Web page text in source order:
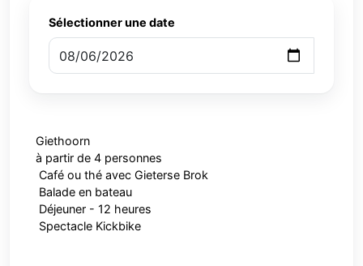
Sélectionner une date
Giethoorn
à partir de 4 personnes
Café ou thé avec Gieterse Brok
Balade en bateau
Déjeuner - 12 heures
Spectacle Kickbike